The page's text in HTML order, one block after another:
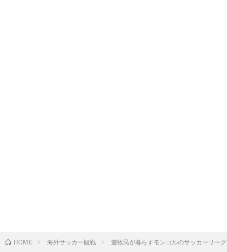
HOME 海外サッカー観戦 遊牧民が暮らすモンゴルのサッカーリー